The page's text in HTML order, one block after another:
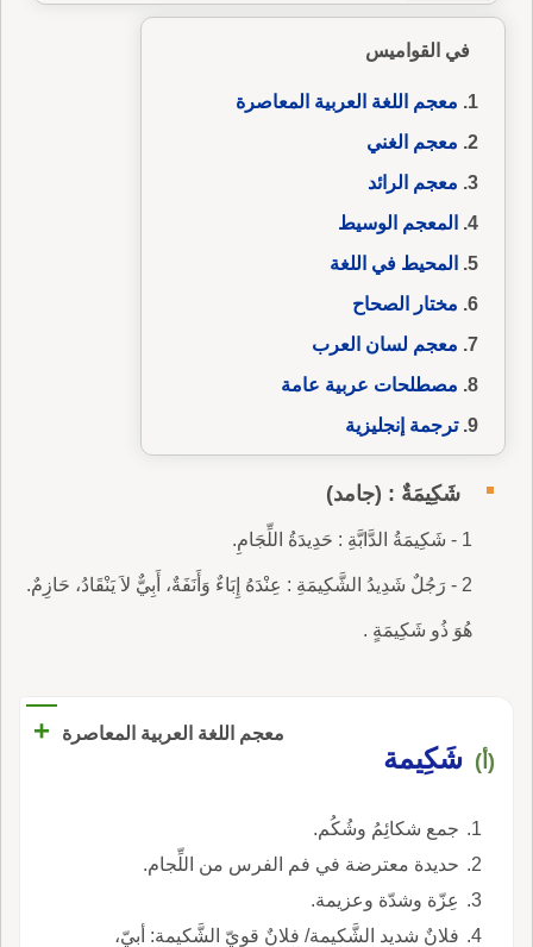
في القواميس
معجم اللغة العربية المعاصرة
معجم الغني
معجم الرائد
المعجم الوسيط
المحيط في اللغة
مختار الصحاح
معجم لسان العرب
مصطلحات عربية عامة
ترجمة إنجليزية
شَكِيمَةٌ : (جامد)
1 - شَكِيمَةُ الدَّابَّةِ : حَدِيدَةُ اللِّجَامِ.
2 - رَجُلٌ شَدِيدُ الشَّكِيمَةِ : عِنْدَهُ إِبَاءٌ وَأَنَفَةٌ، أَبِيٌّ لاَ يَنْقَادُ، حَازِمٌ.
هُوَ ذُو شَكِيمَةٍ .
معجم اللغة العربية المعاصرة +
(أ) شَكِيمة
جمع شكائِمُ وشُكُم.
حديدة معترضة في فم الفرس من اللِّجام.
عِزّة وشدّة وعزيمة.
فلانٌ شديد الشَّكيمة/ فلانٌ قويّ الشَّكيمة: أبيّ،